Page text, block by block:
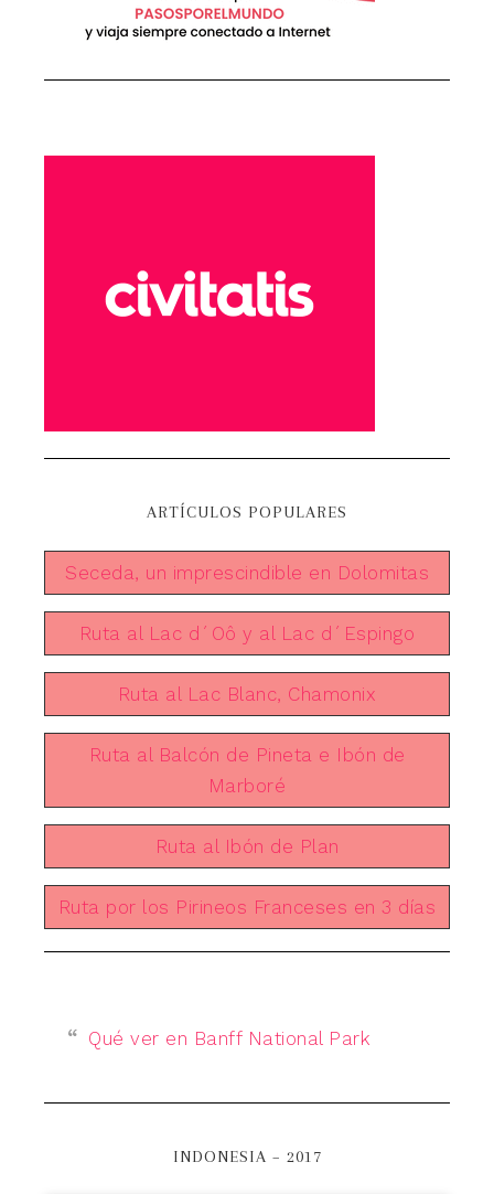
ARTÍCULOS POPULARES
Seceda, un imprescindible en Dolomitas
Ruta al Lac d´Oô y al Lac d´Espingo
Ruta al Lac Blanc, Chamonix
Ruta al Balcón de Pineta e Ibón de
Marboré
Ruta al Ibón de Plan
Ruta por los Pirineos Franceses en 3 días
Qué ver en Banff National Park
INDONESIA – 2017